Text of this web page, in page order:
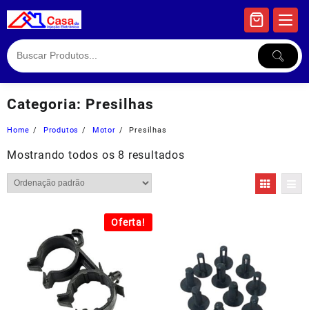
to
Categoria: Presilhas
Home Produtos Motor Presilhas
Mostrando todos os 8 resultados
Oferta!